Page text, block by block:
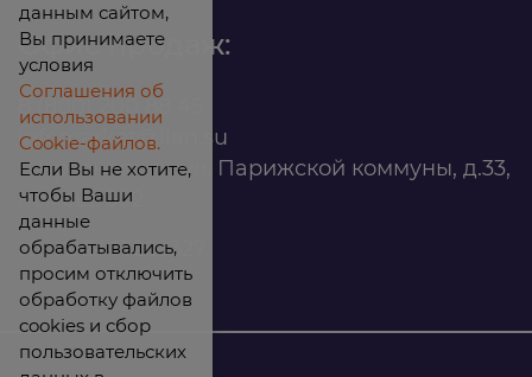
Офис продаж:
infomarket@ilan.su
г. Красноярск, ул. Парижской коммуны, д.33,
помещ. 302
ИНН: 2465263327
данным сайтом,
Вы принимаете
условия
Соглашения об
использовании
Cookie-файлов.
Если Вы не хотите,
чтобы Ваши
данные
обрабатывались,
просим отключить
обработку файлов
cookies и сбор
пользовательских